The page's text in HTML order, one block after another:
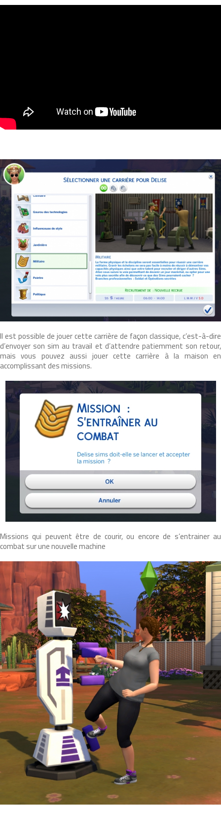
Il est possible de jouer cette carrière de façon classique, c’est-à-dire
d’envoyer son sim au travail et d’attendre patiemment son retour,
mais vous pouvez aussi jouer cette carrière à la maison en
accomplissant des missions.
Missions qui peuvent être de courir, ou encore de s’entrainer au
combat sur une nouvelle machine